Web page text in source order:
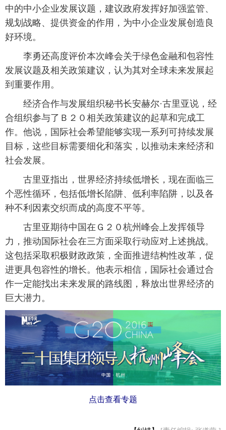
中的中小企业发展议题，建议政府发挥好加强监管、
规划战略、提供资金的作用，为中小企业发展创造良
好环境。
李勇还高度评价本次峰会关于绿色金融和包容性
发展议题及相关政策建议，认为其对全球未来发展起
到重要作用。
经济合作与发展组织秘书长安赫尔·古里亚说，经
合组织参与了Ｂ２０相关政策建议的起草和完成工
作。他说，国际社会希望能够实现一系列可持续发展
目标，这些目标需要细化和落实，以推动未来经济和
社会发展。
古里亚指出，世界经济持续低增长，现在面临三
个恶性循环，包括低增长陷阱、低利率陷阱，以及各
种不利因素交织而成的高度不平等。
古里亚期待中国在Ｇ２０杭州峰会上发挥领导
力，推动国际社会在三方面采取行动应对上述挑战。
这包括采取积极财政政策，全面推进结构性改革，促
进更具包容性的增长。他表示相信，国际社会通过合
作一定能找出未来发展的路线图，释放出世界经济的
巨大潜力。
点击查看专题